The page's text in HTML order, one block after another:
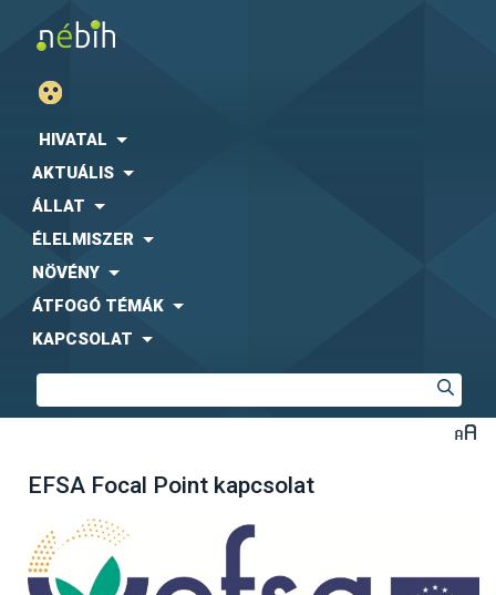
HIVATAL
AKTUÁLIS
ÁLLAT
ÉLELMISZER
NÖVÉNY
ÁTFOGÓ TÉMÁK
KAPCSOLAT
EFSA Focal Point kapcsolat